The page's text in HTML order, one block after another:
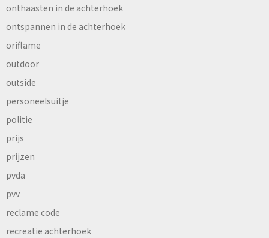
onthaasten in de achterhoek
ontspannen in de achterhoek
oriflame
outdoor
outside
personeelsuitje
politie
prijs
prijzen
pvda
pvv
reclame code
recreatie achterhoek